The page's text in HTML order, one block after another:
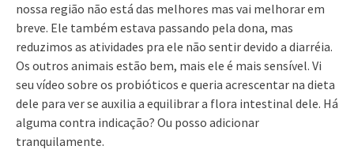
nossa região não está das melhores mas vai melhorar em
breve. Ele também estava passando pela dona, mas
reduzimos as atividades pra ele não sentir devido a diarréia.
Os outros animais estão bem, mais ele é mais sensível. Vi
seu vídeo sobre os probióticos e queria acrescentar na dieta
dele para ver se auxilia a equilibrar a flora intestinal dele. Há
alguma contra indicação? Ou posso adicionar
tranquilamente.